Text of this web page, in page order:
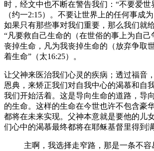
时，经文中也不断在警告我们：“不要爱世
（约一2:15）。不要让世界上的任何事成
如果只有那些事对我们重要，那么我们就
“凡要救自己生命的（在世俗的事上为自
丧掉生命，凡为我丧掉生命的（放弃争取
着生命”（太16:25）。
让父神来医治我们心灵的疾病；透过福音
恩典，来矫正我们对自我中心的渴慕和自
我们开始活着。这是导向生命的道路，导
的生命。这样的生命在今世也许不包含豪
都将在未来实现。父神本意就是要他的儿
们心中的渴慕最终都将在耶稣基督里得到满
主啊，我选择走窄路，那是一条不容